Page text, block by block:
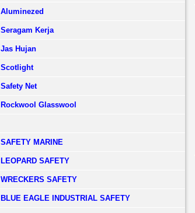
Aluminezed
Seragam Kerja
Jas Hujan
Scotlight
Safety Net
Rockwool Glasswool
SAFETY MARINE
LEOPARD SAFETY
WRECKERS SAFETY
BLUE EAGLE INDUSTRIAL SAFETY